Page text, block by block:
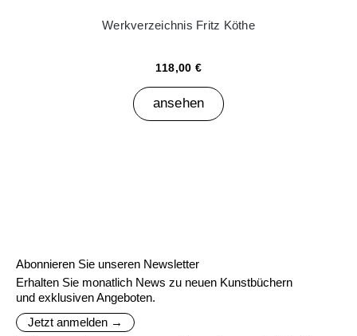
Werkverzeichnis Fritz Köthe
118,00 €
ansehen
Abonnieren Sie unseren Newsletter
Erhalten Sie monatlich News zu neuen Kunstbüchern
und exklusiven Angeboten.
Jetzt anmelden →